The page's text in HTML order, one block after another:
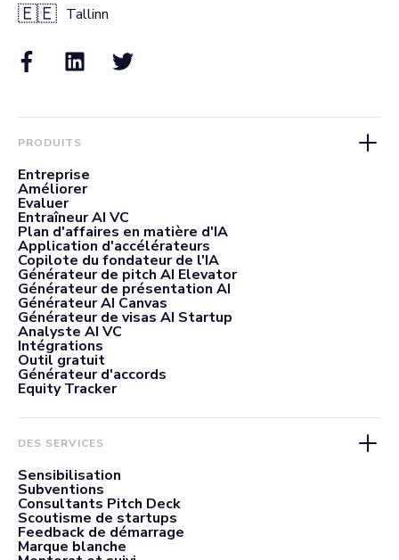
🇪🇪 Tallinn
PRODUITS
Entreprise
Améliorer
Evaluer
Entraîneur AI VC
Plan d'affaires en matière d'IA
Application d'accélérateurs
Copilote du fondateur de l'IA
Générateur de pitch AI Elevator
Générateur de présentation AI
Générateur AI Canvas
Générateur de visas AI Startup
Analyste AI VC
Intégrations
Outil gratuit
Générateur d'accords
Equity Tracker
DES SERVICES
Sensibilisation
Subventions
Consultants Pitch Deck
Scoutisme de startups
Feedback de démarrage
Marque blanche